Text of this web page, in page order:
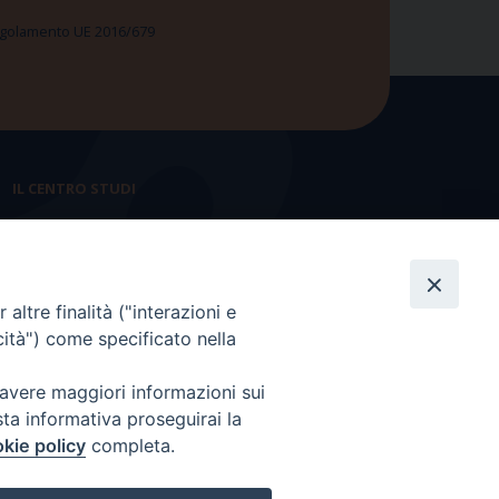
UE 2016/679
IL CENTRO STUDI
Presidenza e ufficio presidenza
Coordinamento nazionale
altre finalità ("interazioni e
come specificato nella
maggiori informazioni sui
informativa proseguirai la
policy completa.